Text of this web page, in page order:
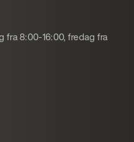
fra 8:00-16:00, fredag fra